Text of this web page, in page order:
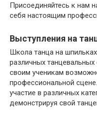
Присоединяйтесь к нам
себя настоящим
Выступления на
Школа танца на
различных
своим ученикам
профессиональной
участие в различных
демонстрируя свой